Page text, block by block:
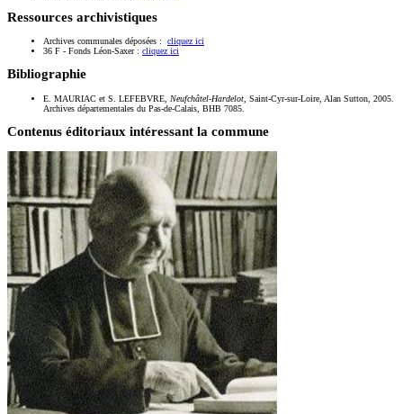
Ressources archivistiques
Archives communales déposées : cliquez ici
36 F - Fonds Léon-Saxer : cliquez ici
Bibliographie
E. MAURIAC et S. LEFEBVRE, Neufchâtel-Hardelot , Saint-Cyr-sur-Loire, Alan Sutton, 2005.
Archives départementales du Pas-de-Calais, BHB 7085.
Contenus éditoriaux intéressant la commune